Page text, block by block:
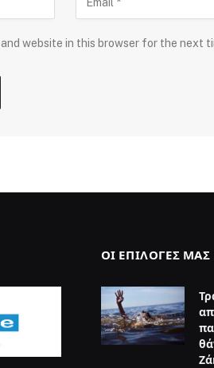
and website in this browser for the next
ΟΙ ΕΠΙΛΟΓΈΣ ΜΑΣ